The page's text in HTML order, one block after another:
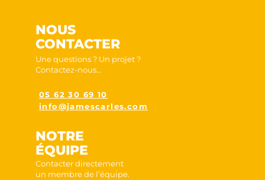
NOUS
CONTACTER
Une questions ? Un projet ?
Contactez-nous…
05 62 30 69 10
info@jamescarles.com
NOTRE
ÉQUIPE
Contacter directement
un membre de l’équipe.